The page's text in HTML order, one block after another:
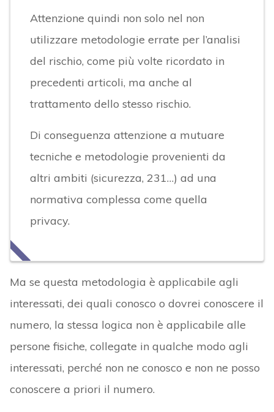
Attenzione quindi non solo nel non
utilizzare metodologie errate per l’analisi
del rischio, come più volte ricordato in
precedenti articoli, ma anche al
trattamento dello stesso rischio.
Di conseguenza attenzione a mutuare
tecniche e metodologie provenienti da
altri ambiti (sicurezza, 231…) ad una
normativa complessa come quella
privacy.
Ma se questa metodologia è applicabile agli
interessati, dei quali conosco o dovrei conoscere il
numero, la stessa logica non è applicabile alle
persone fisiche, collegate in qualche modo agli
interessati, perché non ne conosco e non ne posso
conoscere a priori il numero.